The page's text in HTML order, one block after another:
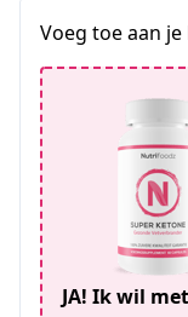
Voeg toe aan
JA! Ik wil